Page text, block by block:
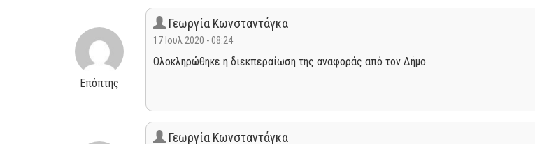
Επόπτης
Γεωργία Κωνσταντάγκα
17 Ιουλ 2020 - 08:24
Ολοκληρώθηκε η διεκπεραίωση της αναφοράς από τον Δήμο.
Γεωργία Κωνσταντάγκα